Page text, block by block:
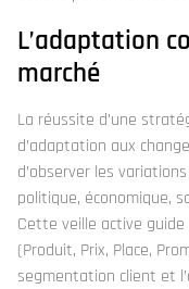
L’adaptation
marché
La réussite d’une
d’adaptation aux
d’observer les
politique, économique,
Cette veille active
(Produit, Prix, Place,
segmentation client et